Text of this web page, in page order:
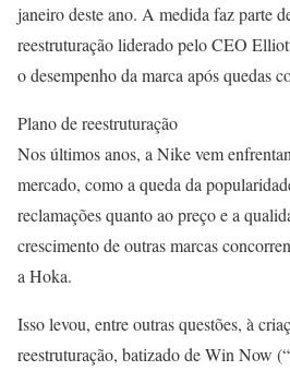
janeiro deste ano. A medida faz parte
reestruturação liderado pelo CEO
o desempenho da marca após quedas
Plano de reestruturação
Nos últimos anos, a Nike vem
mercado, como a queda da
reclamações quanto ao preço e a
crescimento de outras marcas
a Hoka.
Isso levou, entre outras questões, à
reestruturação, batizado de Win Now